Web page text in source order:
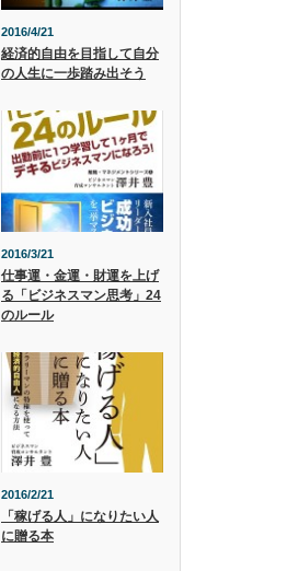
2016/4/21
経済的自由を目指して自分
の人生に一歩踏み出そう
2016/3/21
仕事運・金運・財運を上げ
る「ビジネスマン思考」24
のルール
2016/2/21
「稼げる人」になりたい人
に贈る本